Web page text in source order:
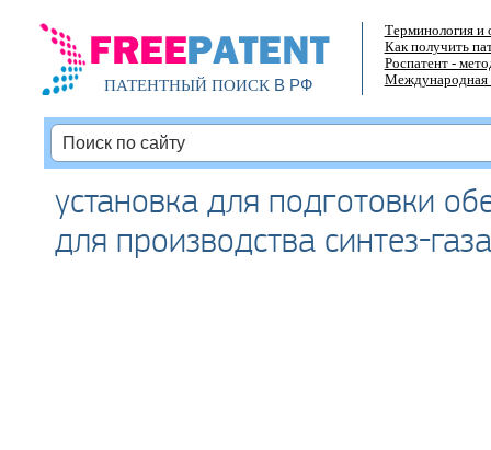
ПАТЕНТНЫЙ ПОИСКВ РФ
Терминология и
Как получить
Роспатент -
Международная
установка для подготовки
для производства синтез-газа